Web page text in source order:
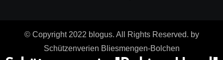
© Copyright 2022 blogus. All Rights Reserved. by
Schützenverien Bliesmengen-Bolchen